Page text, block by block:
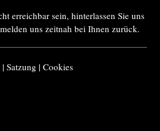
erreichbar sein, hinterlassen Sie uns
uns zeitnah bei Ihnen zurück.
|Satzung |Cookies